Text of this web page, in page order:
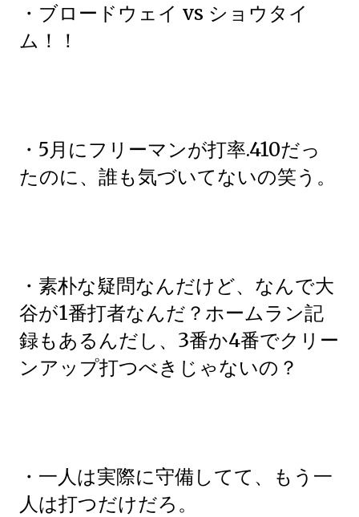
・ブロードウェイ vs ショウタイ
ム！！
・5月にフリーマンが打率.410だっ
たのに、誰も気づいてないの笑う。
・素朴な疑問なんだけど、なんで大
谷が1番打者なんだ？ホームラン記
録もあるんだし、3番か4番でクリー
ンアップ打つべきじゃないの？
・一人は実際に守備してて、もう一
人は打つだけだろ。